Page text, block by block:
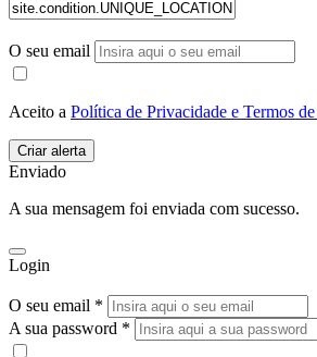
O seu email
Aceito a Política de Privacidade e Termos
Enviado
A sua mensagem foi enviada com sucesso.
Login
O seu email *
A sua password *